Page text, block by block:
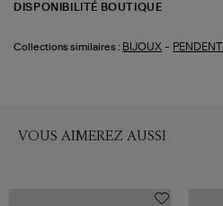
DISPONIBILITÉ BOUTIQUE
Collections similaires : BIJOUX -
VOUS AIMEREZ AUSSI